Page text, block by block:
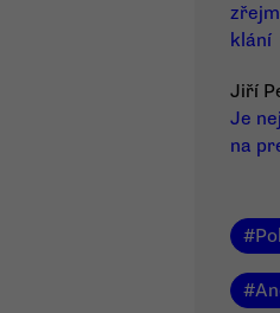
klání
Jiří
Je
na
#
#